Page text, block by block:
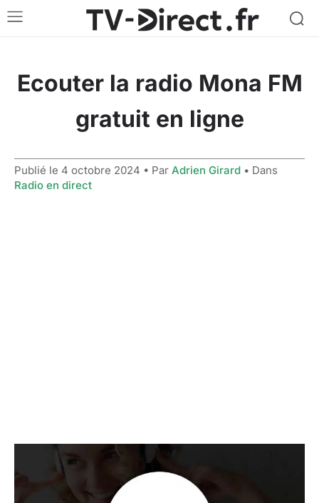
Ecouter la radio Mona FM
gratuit en ligne
Publié le 4 octobre 2024 • Par Adrien Girard • Dans
Radio en direct